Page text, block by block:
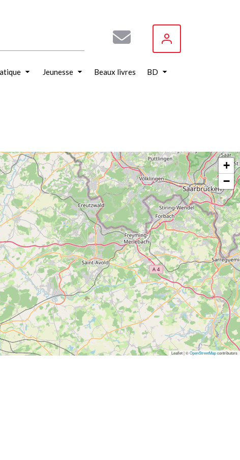
Jeunesse Beaux livres BD
+
−
Leaflet | ©OpenStreetMapcontributors